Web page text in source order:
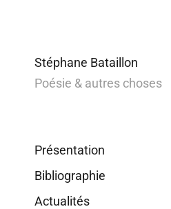
Stéphane Bataillon
Poésie & autres choses
Présentation
Bibliographie
Actualités